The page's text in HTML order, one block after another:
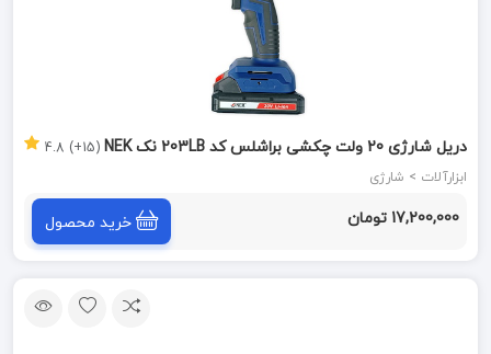
دریل شارژی 20 ولت چکشی براشلس کد 203LB نک NEK
ابزارآلات > شارژی
(15+) 4.8
17,200,000 تومان خرید محصول